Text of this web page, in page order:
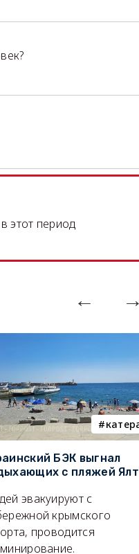
этот период
БЭК выгнал
с пляжей
эвакуируют с
крымского
проводится